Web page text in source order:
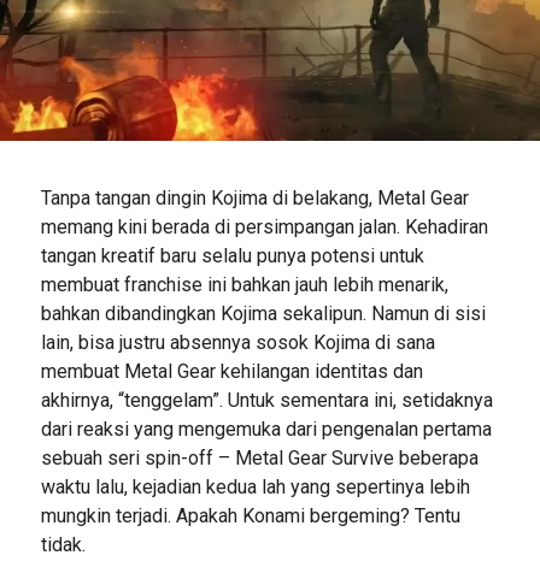
Tanpa tangan dingin Kojima di belakang, Metal Gear
memang kini berada di persimpangan jalan. Kehadiran
tangan kreatif baru selalu punya potensi untuk
membuat franchise ini bahkan jauh lebih menarik,
bahkan dibandingkan Kojima sekalipun. Namun di sisi
lain, bisa justru absennya sosok Kojima di sana
membuat Metal Gear kehilangan identitas dan
akhirnya, “tenggelam”. Untuk sementara ini, setidaknya
dari reaksi yang mengemuka dari pengenalan pertama
sebuah seri spin-off – Metal Gear Survive beberapa
waktu lalu, kejadian kedua lah yang sepertinya lebih
mungkin terjadi. Apakah Konami bergeming? Tentu
tidak.